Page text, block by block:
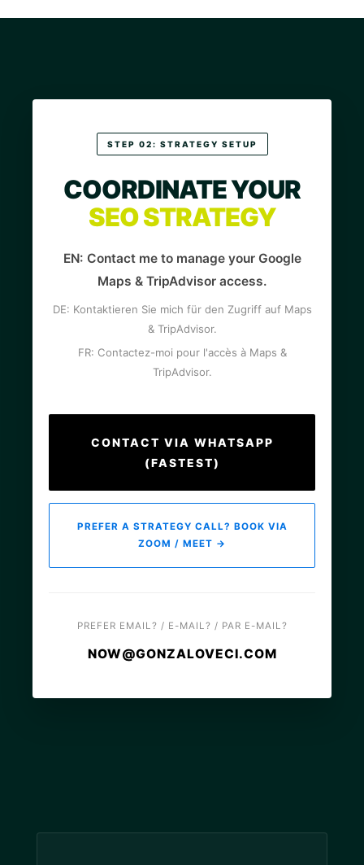
STEP 02: STRATEGY SETUP
COORDINATE YOUR
SEO STRATEGY
EN: Contact me to manage your Google
Maps & TripAdvisor access.
DE: Kontaktieren Sie mich für den Zugriff auf Maps
& TripAdvisor.
FR: Contactez-moi pour l'accès à Maps &
TripAdvisor.
CONTACT VIA WHATSAPP
(FASTEST)
PREFER A STRATEGY CALL? BOOK VIA
ZOOM / MEET →
PREFER EMAIL? / E-MAIL? / PAR E-MAIL?
NOW@GONZALOVECI.COM